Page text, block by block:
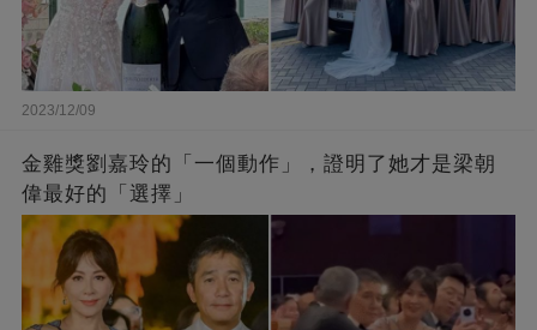
2023/12/09
金雞獎劉嘉玲的「一個動作」，證明了她才是梁朝
偉最好的「選擇」